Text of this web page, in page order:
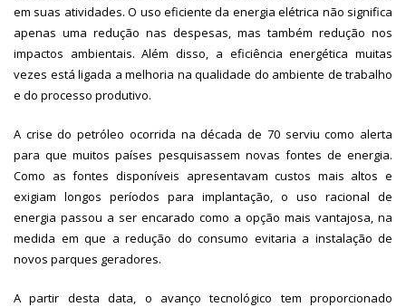
em suas atividades. O uso eficiente da energia elétrica não significa
apenas uma redução nas despesas, mas também redução nos
impactos ambientais. Além disso, a eficiência energética muitas
vezes está ligada a melhoria na qualidade do ambiente de trabalho
e do processo produtivo.
A crise do petróleo ocorrida na década de 70 serviu como alerta
para que muitos países pesquisassem novas fontes de energia.
Como as fontes disponíveis apresentavam custos mais altos e
exigiam longos períodos para implantação, o uso racional de
energia passou a ser encarado como a opção mais vantajosa, na
medida em que a redução do consumo evitaria a instalação de
novos parques geradores.
A partir desta data, o avanço tecnológico tem proporcionado